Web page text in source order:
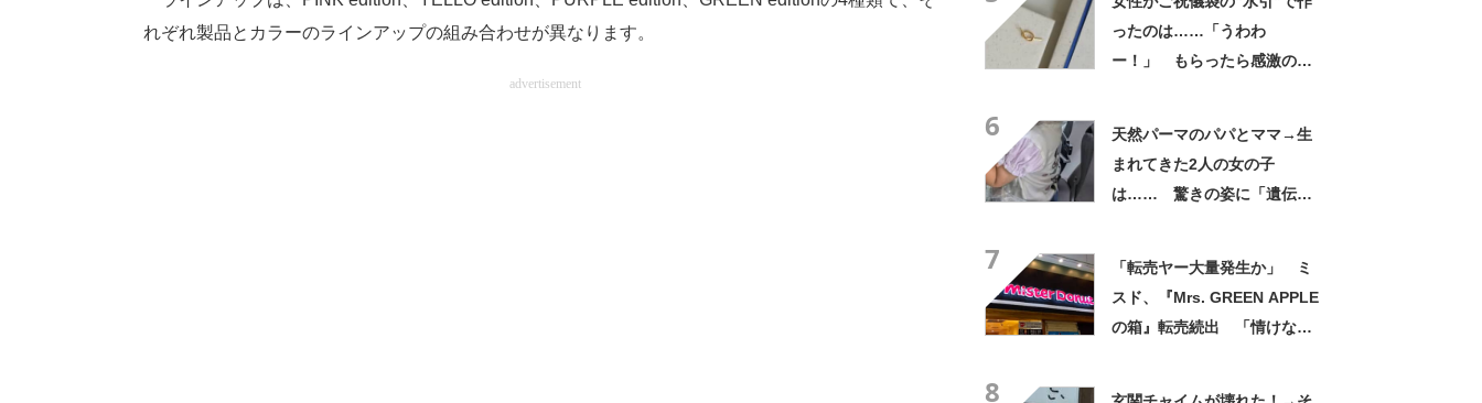
れぞれ製品とカラーのラインアップの組み合わせが異なります。
advertisement
ったのは……「うわわ
ー！」 もらったら感激のデ
6
天然パーマのパパとママ→生
まれてきた2人の女の子
は…… 驚きの姿に「遺伝っ
7
「転売ヤー大量発生か」 ミ
スド、『Mrs. GREEN APPLE
の箱』転売続出 「情けない
8